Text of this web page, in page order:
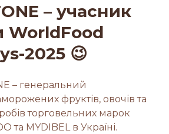
– учасник
WorldFood
2025 😉
– генеральний
фруктів, овочів та
торговельних марок
та MYDIBEL в Україні.